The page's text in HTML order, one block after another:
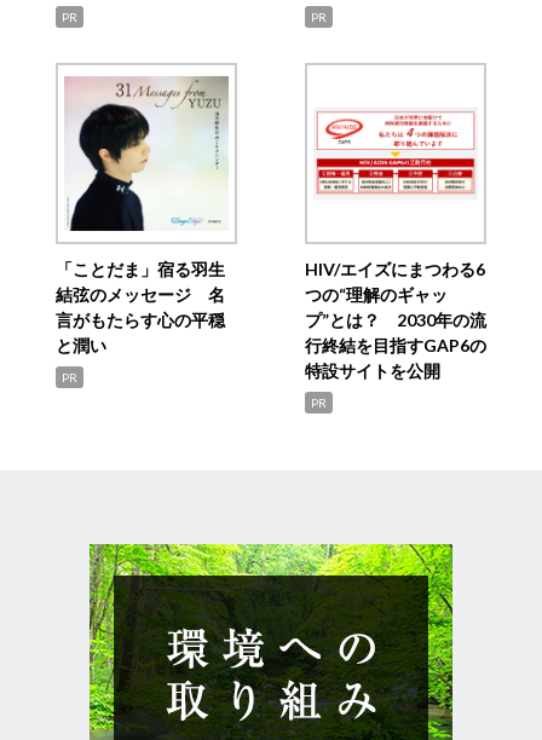
PR PR
「ことだま」宿る羽生
結弦のメッセージ 名
言がもたらす心の平穏
と潤い
PR
HIV/エイズにまつわる6
つの“理解のギャッ
プ”とは？ 2030年の流
行終結を目指すGAP6の
特設サイトを公開
PR